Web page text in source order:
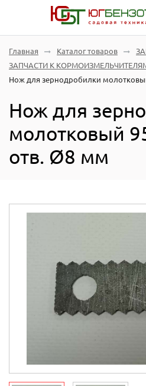
Главная Каталог товаров
ЗАПЧАСТИ К
Нож для зернодробилки
Нож для
молотковый
отв. Ø8 мм